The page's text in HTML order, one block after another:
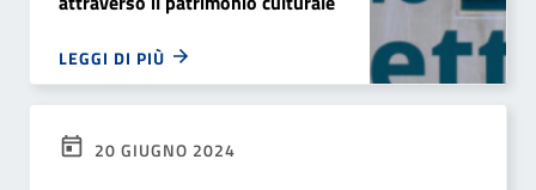
LEGGI DI PIÙ
20 GIUGNO 2024